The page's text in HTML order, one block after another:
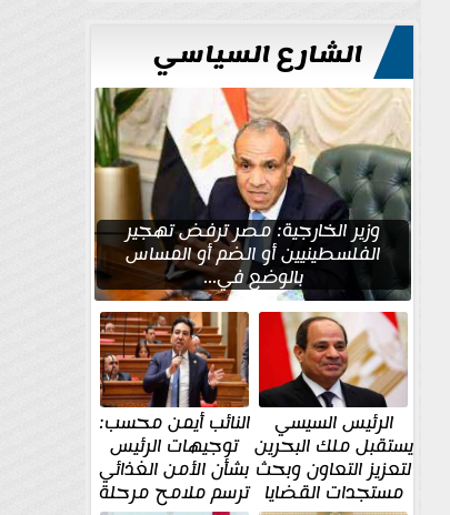
للتعميرالشارع السياسي
وزير الخارجية: مصر ترفض تهجير
الفلسطينيين أو الضم أو المساس
بالوضع في...
الرئيس السيسي
يستقبل ملك البحرين
لتعزيز التعاون وبحث
مستجدات القضايا
النائب أيمن محسب:
توجيهات الرئيس
بشأن الأمن الغذائي
ترسم ملامح مرحلة